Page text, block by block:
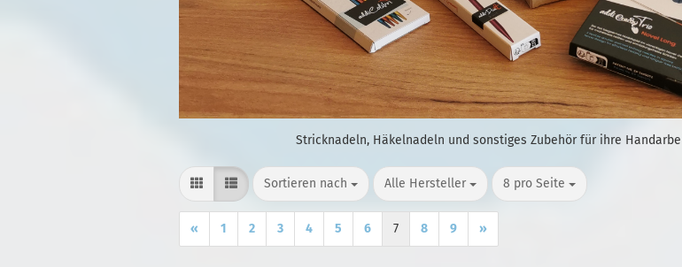
Stricknadeln, Häkelnadeln und sonstiges Zubehör für ihre
Sortieren nach
Sortieren nach Alle Hersteller
pro Seite 8 pro Seite
pro Seite
« 1 2 3 4 5 6 7 8 9 »